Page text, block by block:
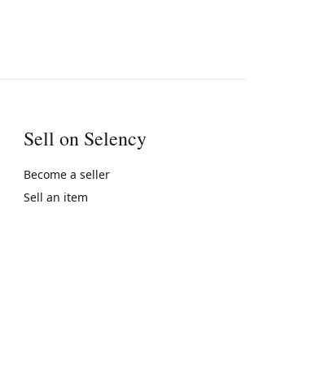
Sell on Selency
Become a seller
Sell an item